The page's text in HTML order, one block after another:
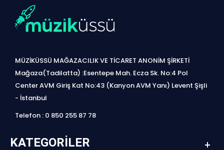
MÜZİKÜSSÜ MAĞAZACILIK VE TİCARET ANONİM ŞİRKETİ
Mağaza(Tadilatta) :Esentepe Mah. Ecza Sk. No:4 Pol
Center AVM Giriş Kat No:43 (Kanyon AVM Yanı) Levent Şişli
- İstanbul
Telefon : 0 850 255 87 78
KATEGORILER